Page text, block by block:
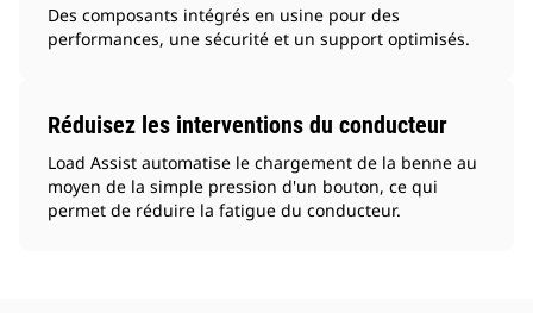
Des composants intégrés en usine pour des
performances, une sécurité et un support optimisés.
Réduisez les interventions du conducteur
Load Assist automatise le chargement de la benne au
moyen de la simple pression d'un bouton, ce qui
permet de réduire la fatigue du conducteur.